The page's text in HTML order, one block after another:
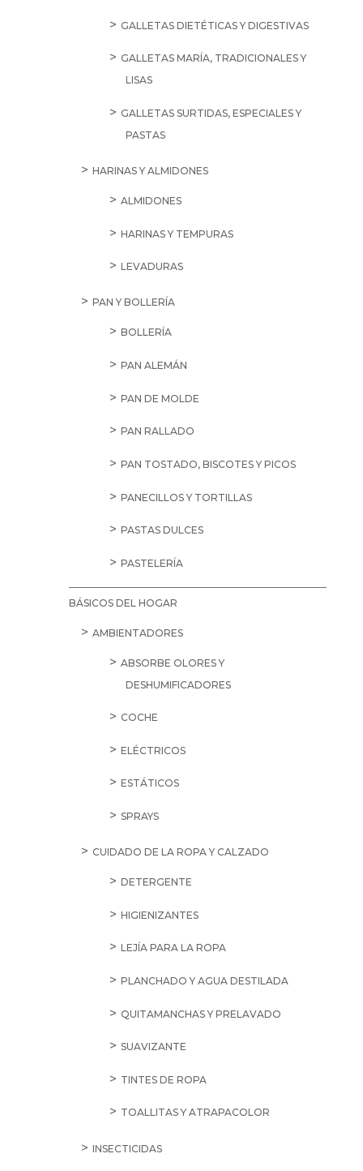
GALLETAS DIETÉTICAS Y DIGESTIVAS
GALLETAS MARÍA, TRADICIONALES Y
LISAS
GALLETAS SURTIDAS, ESPECIALES Y
PASTAS
HARINAS Y ALMIDONES
ALMIDONES
HARINAS Y TEMPURAS
LEVADURAS
PAN Y BOLLERÍA
BOLLERÍA
PAN ALEMÁN
PAN DE MOLDE
PAN RALLADO
PAN TOSTADO, BISCOTES Y PICOS
PANECILLOS Y TORTILLAS
PASTAS DULCES
PASTELERÍA
BÁSICOS DEL HOGAR
AMBIENTADORES
ABSORBE OLORES Y
DESHUMIFICADORES
COCHE
ELÉCTRICOS
ESTÁTICOS
SPRAYS
CUIDADO DE LA ROPA Y CALZADO
DETERGENTE
HIGIENIZANTES
LEJÍA PARA LA ROPA
PLANCHADO Y AGUA DESTILADA
QUITAMANCHAS Y PRELAVADO
SUAVIZANTE
TINTES DE ROPA
TOALLITAS Y ATRAPACOLOR
INSECTICIDAS